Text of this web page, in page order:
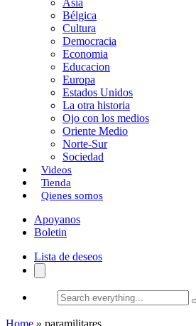
Asia
Bélgica
Cultura
Democracia
Economia
Educacion
Europa
Estados Unidos
La otra historia
Ojo con los medios
Oriente Medio
Norte-Sur
Sociedad
Videos
Tienda
Qienes somos
Apoyanos
Boletin
Lista de deseos
Search
everything...
Home » paramilitares